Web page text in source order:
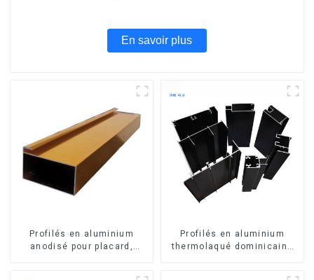
En savoir plus
Profilés en aluminium
anodisé pour placard,
Profilés en aluminium
thermolaqué dominicains